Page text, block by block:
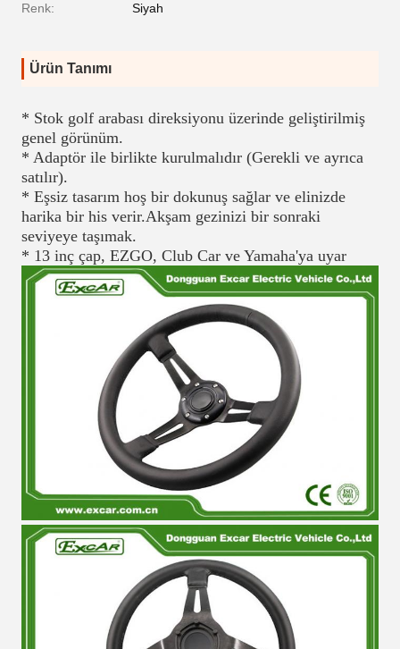
Renk: Siyah
Ürün Tanımı
* Stok golf arabası direksiyonu üzerinde geliştirilmiş
genel görünüm.
* Adaptör ile birlikte kurulmalıdır (Gerekli ve ayrıca
satılır).
* Eşsiz tasarım hoş bir dokunuş sağlar ve elinizde
harika bir his verir.Akşam gezinizi bir sonraki
seviyeye taşımak.
* 13 inç çap, EZGO, Club Car ve Yamaha'ya uyar